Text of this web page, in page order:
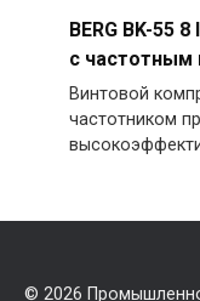
BERG BK-55
с частотным
Винтовой
частотником
© 2026